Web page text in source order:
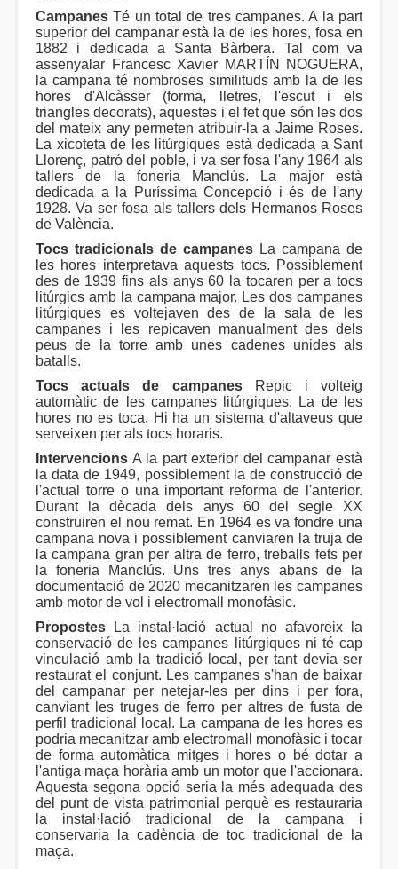
Campanes Té un total de tres campanes. A la part
superior del campanar està la de les hores, fosa en
1882 i dedicada a Santa Bàrbera. Tal com va
assenyalar Francesc Xavier MARTÍN NOGUERA,
la campana té nombroses similituds amb la de les
hores d'Alcàsser (forma, lletres, l'escut i els
triangles decorats), aquestes i el fet que són les dos
del mateix any permeten atribuir-la a Jaime Roses.
La xicoteta de les litúrgiques està dedicada a Sant
Llorenç, patró del poble, i va ser fosa l'any 1964 als
tallers de la foneria Manclús. La major està
dedicada a la Puríssima Concepció i és de l'any
1928. Va ser fosa als tallers dels Hermanos Roses
de València.
Tocs tradicionals de campanes La campana de
les hores interpretava aquests tocs. Possiblement
des de 1939 fins als anys 60 la tocaren per a tocs
litúrgics amb la campana major. Les dos campanes
litúrgiques es voltejaven des de la sala de les
campanes i les repicaven manualment des dels
peus de la torre amb unes cadenes unides als
batalls.
Tocs actuals de campanesRepic i volteig
automàtic de les campanes litúrgiques. La de les
hores no es toca. Hi ha un sistema d'altaveus que
serveixen per als tocs horaris.
Intervencions A la part exterior del campanar està
la data de 1949, possiblement la de construcció de
l'actual torre o una important reforma de l'anterior.
Durant la dècada dels anys 60 del segle XX
construiren el nou remat. En 1964 es va fondre una
campana nova i possiblement canviaren la truja de
la campana gran per altra de ferro, treballs fets per
la foneria Manclús. Uns tres anys abans de la
documentació de 2020 mecanitzaren les campanes
amb motor de vol i electromall monofàsic.
Propostes La instal·lació actual no afavoreix la
conservació de les campanes litúrgiques ni té cap
vinculació amb la tradició local, per tant devia ser
restaurat el conjunt. Les campanes s'han de baixar
del campanar per netejar-les per dins i per fora,
canviant les truges de ferro per altres de fusta de
perfil tradicional local. La campana de les hores es
podria mecanitzar amb electromall monofàsic i tocar
de forma automàtica mitges i hores o bé dotar a
l'antiga maça horària amb un motor que l'accionara.
Aquesta segona opció seria la més adequada des
del punt de vista patrimonial perquè es restauraria
la instal·lació tradicional de la campana i
conservaria la cadència de toc tradicional de la
maça.